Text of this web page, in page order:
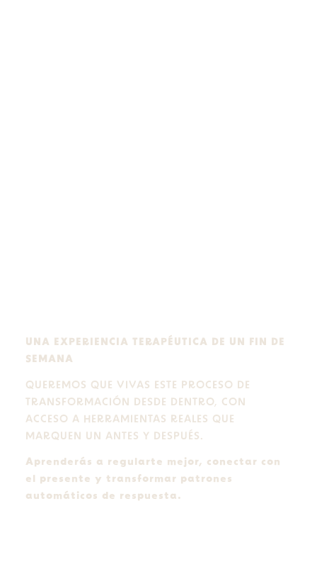
UNA EXPERIENCIA TERAPÉUTICA DE UN FIN DE
SEMANA
QUEREMOS QUE VIVAS ESTE PROCESO DE
TRANSFORMACIÓN DESDE DENTRO, CON
ACCESO A HERRAMIENTAS REALES QUE
MARQUEN UN ANTES Y DESPUÉS.
Aprenderás a regularte mejor, conectar con
el presente y transformar patrones
automáticos de respuesta.